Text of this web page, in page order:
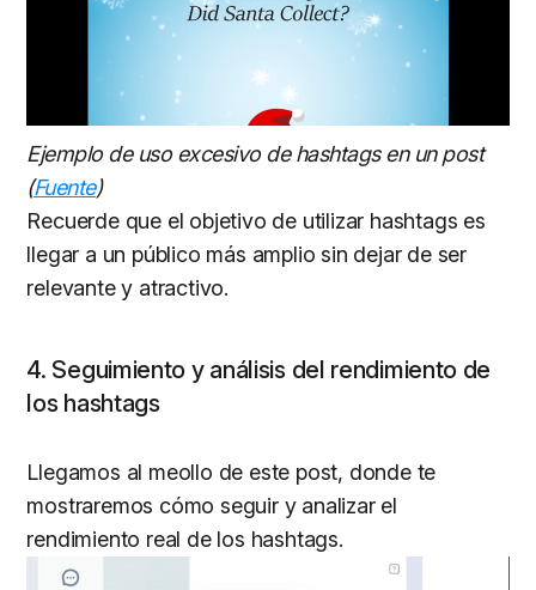
Ejemplo de uso excesivo de hashtags en un post
(Fuente)
Recuerde que el objetivo de utilizar hashtags es
llegar a un público más amplio sin dejar de ser
relevante y atractivo.
4. Seguimiento y análisis del rendimiento de
los hashtags
Llegamos al meollo de este post, donde te
mostraremos cómo seguir y analizar el
rendimiento real de los hashtags.